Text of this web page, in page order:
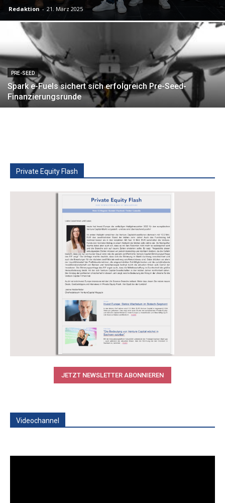
Redaktion - 21. März 2025
PRE-SEED
Spark e-Fuels sichert sich erfolgreich Pre-Seed-
Finanzierungsrunde
Private Equity Flash
JETZT NEWSLETTER ABONNIEREN
Videochannel